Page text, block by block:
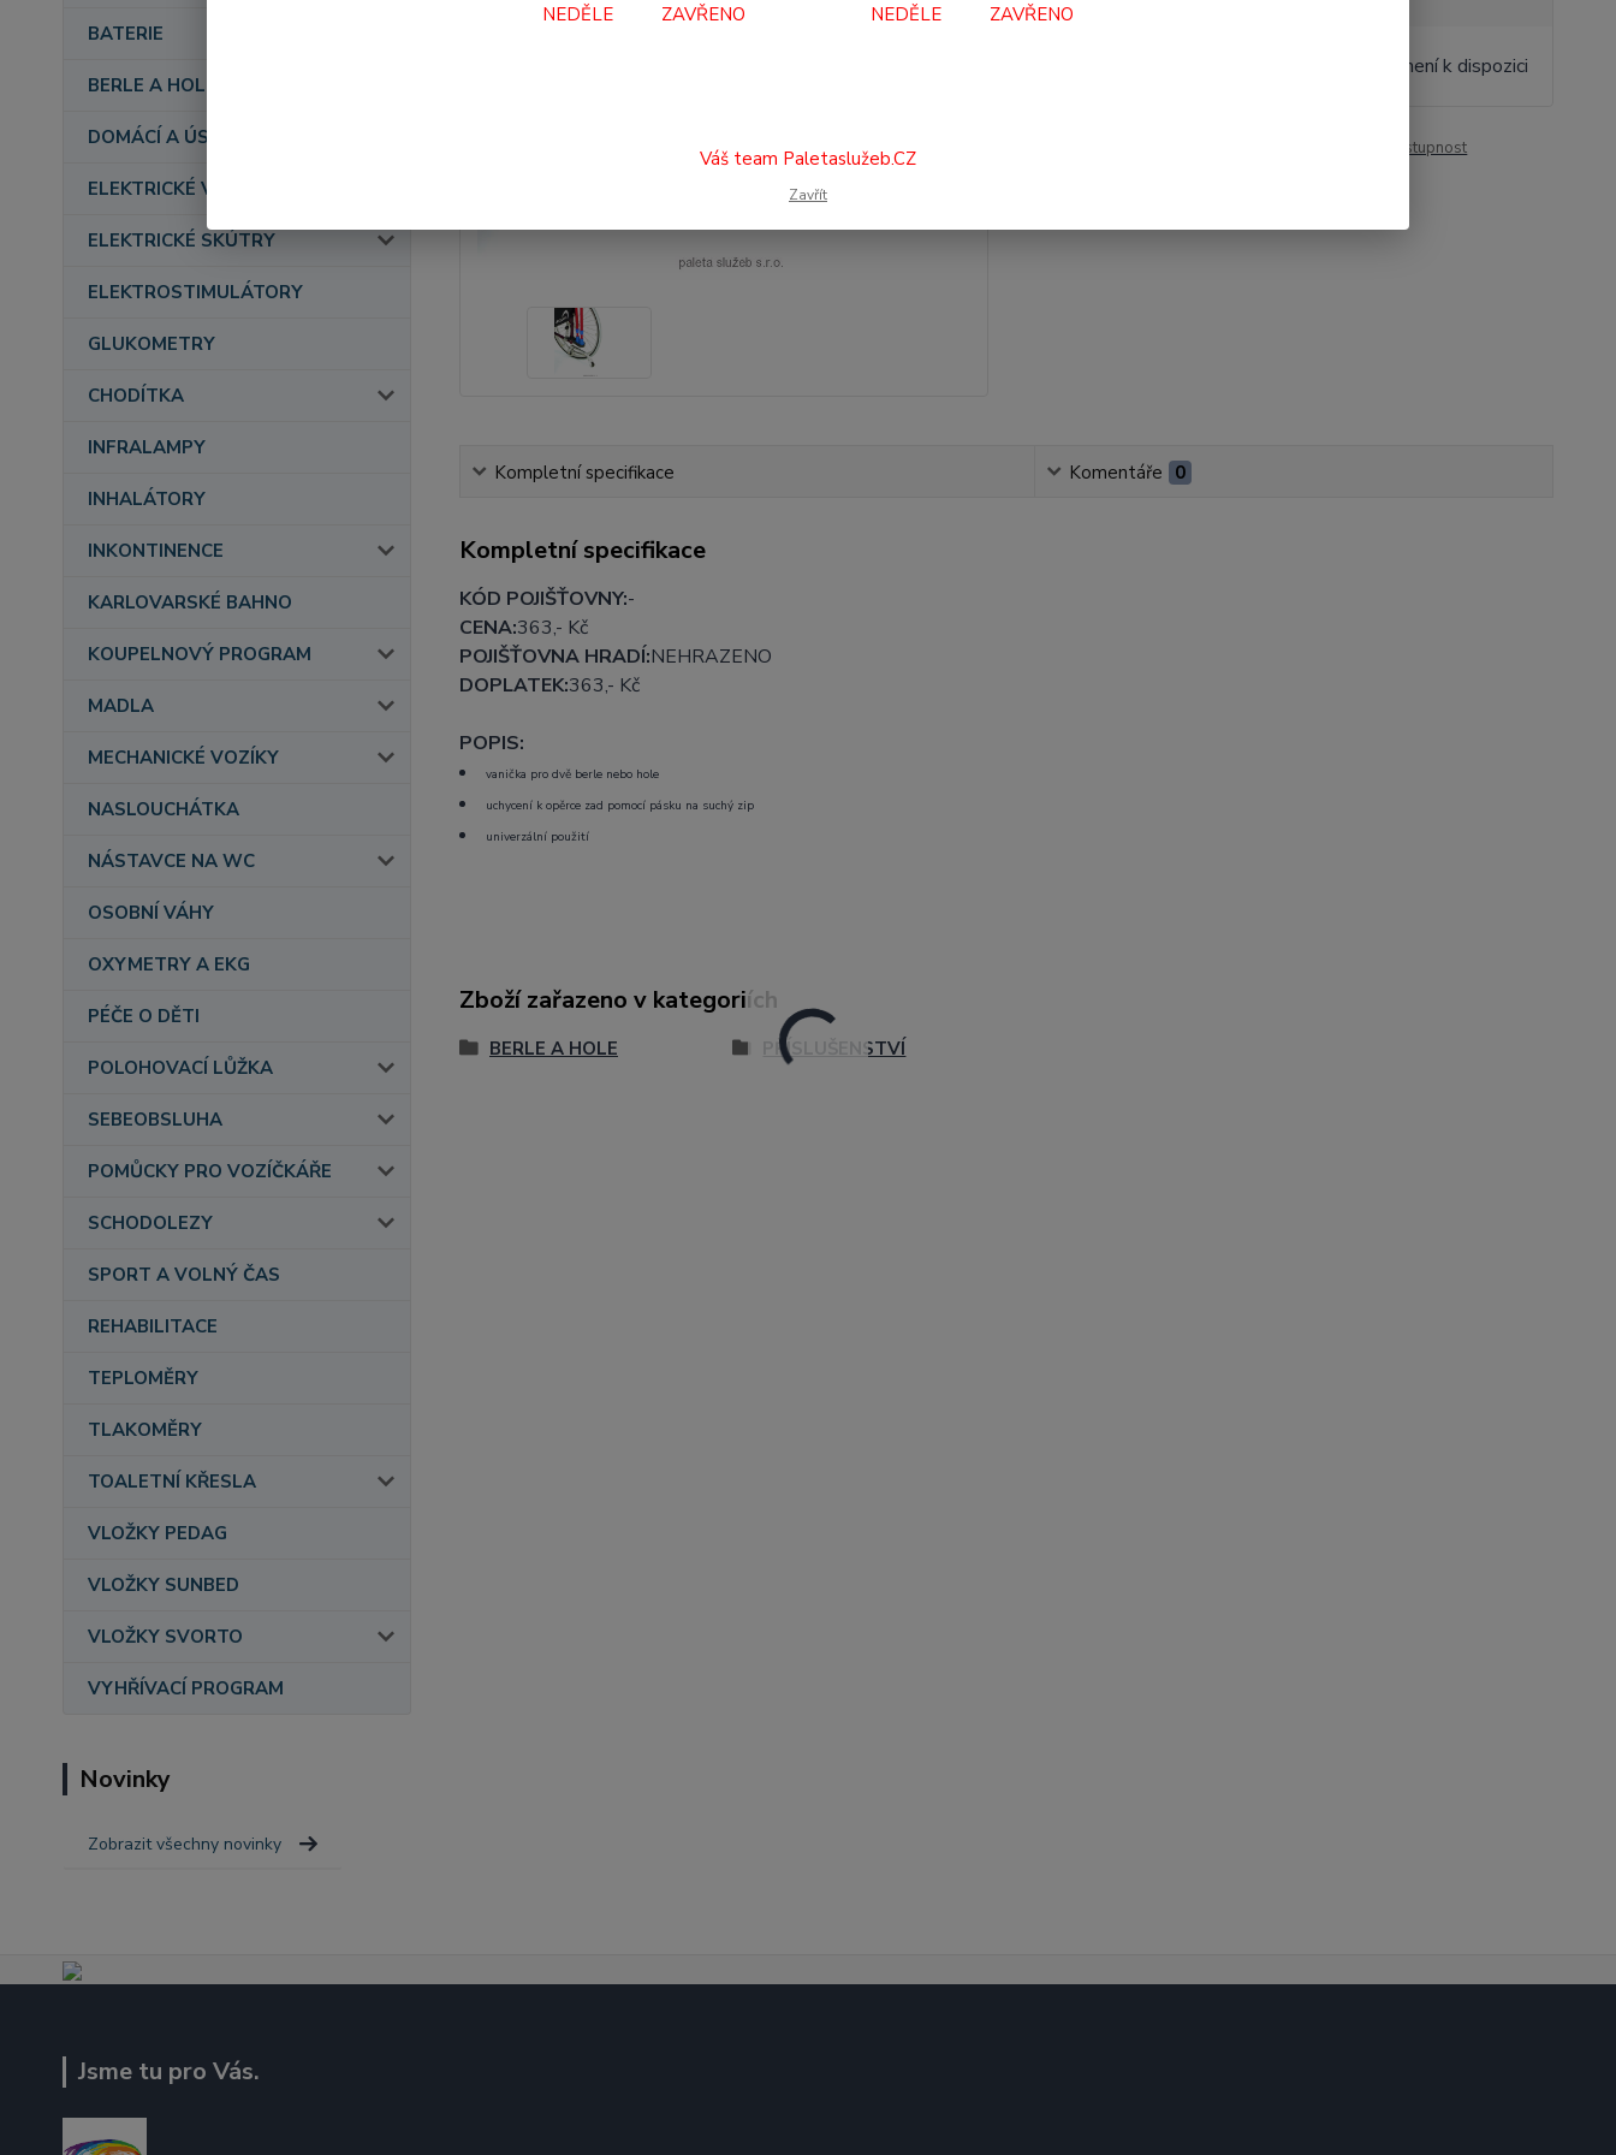
BATERIE
BERLE A HOLE
DOMÁCÍ A ÚSTAVNÍ PÉČE
ELEKTRICKÉ VOZÍKY
ELEKTRICKÉ SKÚTRY
ELEKTROSTIMULÁTORY
GLUKOMETRY
CHODÍTKA
INFRALAMPY
INHALÁTORY
INKONTINENCE
KARLOVARSKÉ BAHNO
KOUPELNOVÝ PROGRAM
MADLA
MECHANICKÉ VOZÍKY
NASLOUCHÁTKA
NÁSTAVCE NA WC
OSOBNÍ VÁHY
OXYMETRY A EKG
PÉČE O DĚTI
POLOHOVACÍ LŮŽKA
SEBEOBSLUHA
POMŮCKY PRO VOZÍČKÁŘE
SCHODOLEZY
SPORT A VOLNÝ ČAS
REHABILITACE
TEPLOMĚRY
TLAKOMĚRY
TOALETNÍ KŘESLA
VLOŽKY PEDAG
VLOŽKY SUNBED
VLOŽKY SVORTO
VYHŘÍVACÍ PROGRAM
Novinky
Zobrazit všechny novinky
Momentálně není k dispozici
Hlídat cenu / dostupnost
Kompletní specifikace Komentáře 0
Kompletní specifikace
KÓD POJIŠŤOVNY:-
CENA:363,- Kč
POJIŠŤOVNA HRADÍ:NEHRAZENO
DOPLATEK:363,- Kč
POPIS:
vanička pro dvě berle nebo hole
uchycení k opěrce zad pomocí pásku na suchý zip
univerzální použití
Zboží zařazeno v kategoriích
BERLE A HOLE PŘÍSLUŠENSTVÍ
Jsme tu pro Vás.
NEDĚLE ZAVŘENO NEDĚLE ZAVŘENO
Váš team Paletaslužeb.CZ
Zavřít